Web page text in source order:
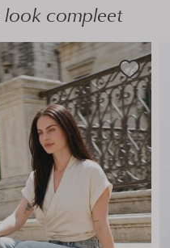
look compleet